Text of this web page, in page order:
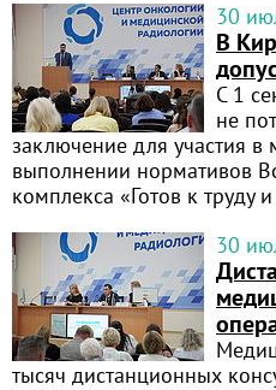
30
В
С 1
не
заключение для участия
выполнении нормативов
комплекса «Готов к труду
30
тысяч дистанционных